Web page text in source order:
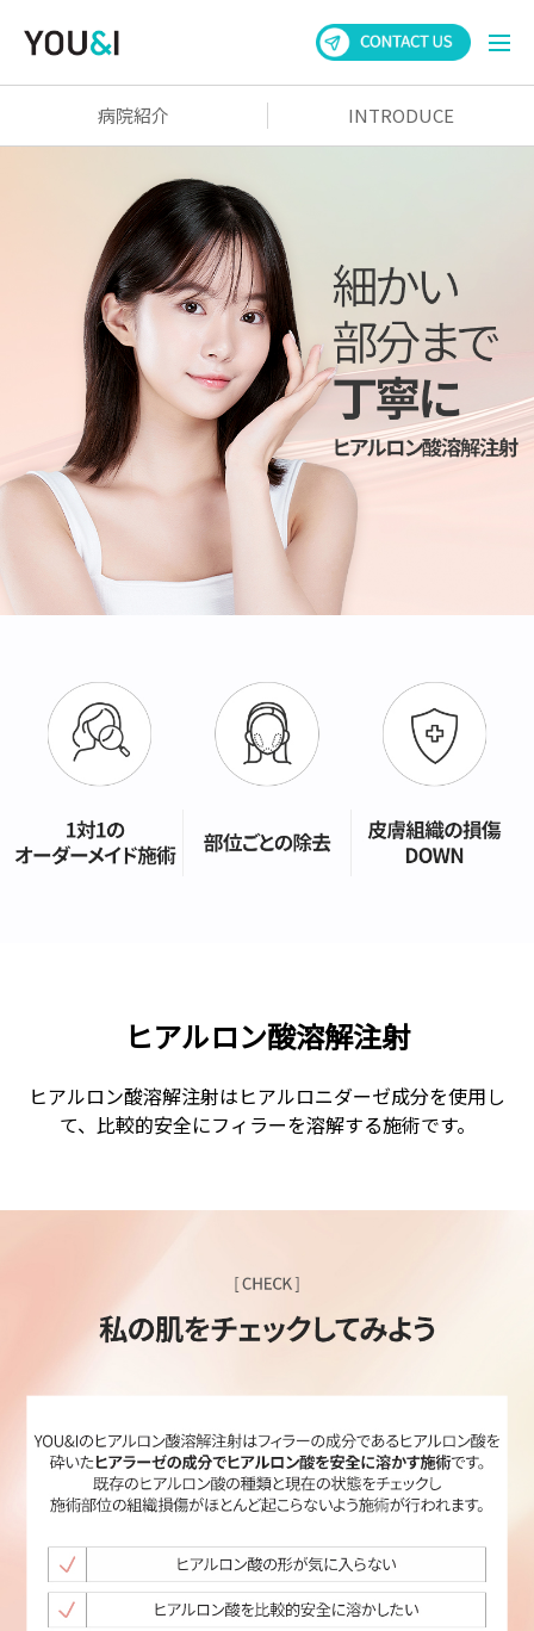
病院紹介 INTRODUCE
ヒアルロン酸溶解注射
ヒアルロン酸溶解注射はヒアルロニダーゼ成分を使用し
て、比較的安全にフィラーを溶解する施術です。